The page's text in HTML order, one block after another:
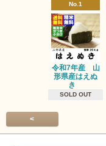
No.1
令和7年産 山
形県産はえぬ
き
SOLD OUT
<